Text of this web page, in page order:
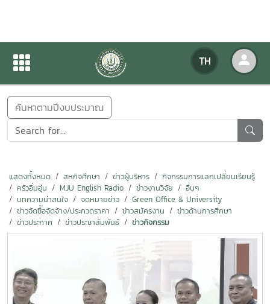
TH
ข่าวสารกิจกรรม
ค้นหาตามปีงบประมาณ
แสดงทั้งหมด สหกิจศึกษา ข่าวผู้บริหาร
กิจกรรมการแลกเปลี่ยนเรียนรู้
ครัวอิ่มอุ่น
MJU English Radio ข่าวงานวิจัย
อื่นๆ
บทความน่าสนใจ
จดหมายข่าว
Green Office & University
ข่าวจัดซื้อจัดจ้าง/ประกวดราคา
ข่าวสมัครงาน
ข่าวด้านการศึกษา
ข่าวประกาศ
ข่าวประชาสัมพันธ์ ข่าวกิจกรรม